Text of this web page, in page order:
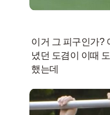
이거 그 피구인가?
녔던 도겸이 이때